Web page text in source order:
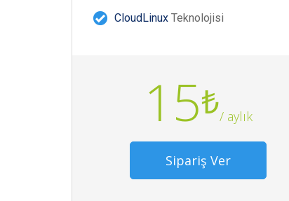
CloudLinux Teknolojisi
15₺/ aylık
Sipariş Ver